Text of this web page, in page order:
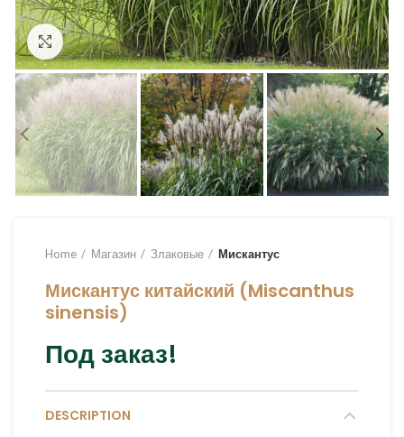
Увеличить
Home Магазин Злаковые Мискантус
Мискантус китайский (Miscanthus
sinensis)
Под заказ!
DESCRIPTION